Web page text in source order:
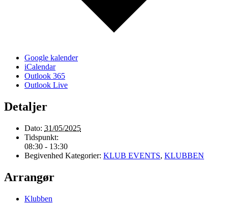
Google kalender
iCalendar
Outlook 365
Outlook Live
Detaljer
Dato: 31/05/2025
Tidspunkt:
08:30 - 13:30
Begivenhed Kategorier: KLUB EVENTS, KLUBBEN
Arrangør
Klubben